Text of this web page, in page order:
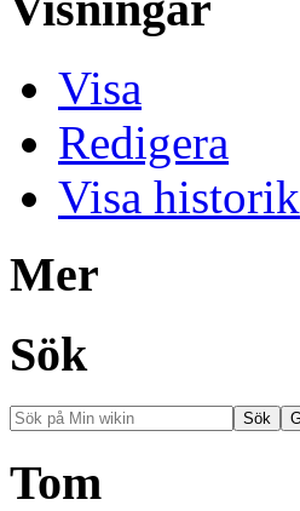
Visa
Redigera
Visa historik
Mer
Sök
Tom